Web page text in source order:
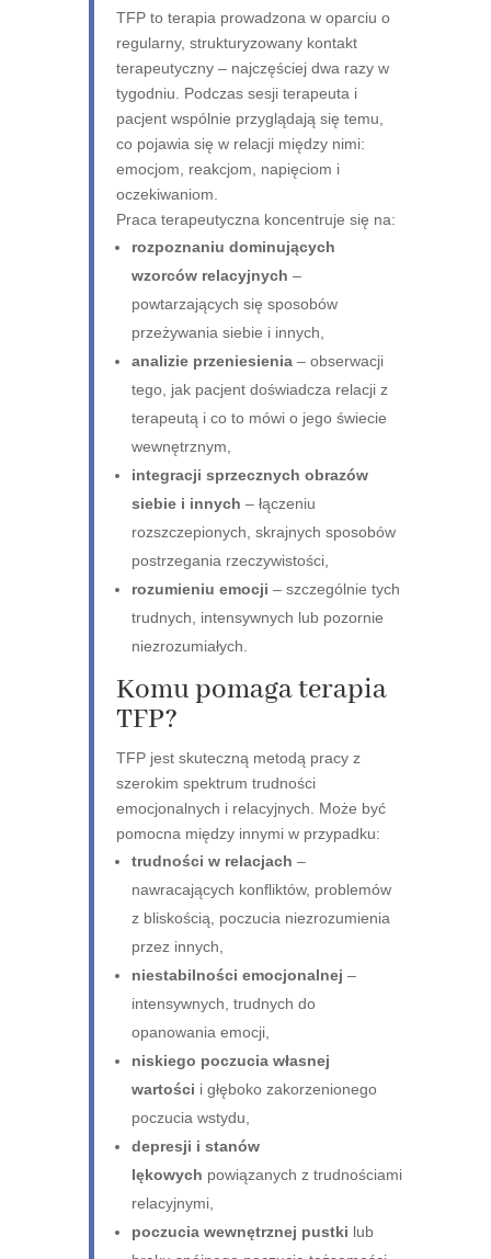
TFP to terapia prowadzona w oparciu o
regularny, strukturyzowany kontakt
terapeutyczny – najczęściej dwa razy w
tygodniu. Podczas sesji terapeuta i
pacjent wspólnie przyglądają się temu,
co pojawia się w relacji między nimi:
emocjom, reakcjom, napięciom i
oczekiwaniom.
Praca terapeutyczna koncentruje się na:
rozpoznaniu dominujących
wzorców relacyjnych –
powtarzających się sposobów
przeżywania siebie i innych,
analizie przeniesienia – obserwacji
tego, jak pacjent doświadcza relacji z
terapeutą i co to mówi o jego świecie
wewnętrznym,
integracji sprzecznych obrazów
siebie i innych – łączeniu
rozszczepionych, skrajnych sposobów
postrzegania rzeczywistości,
rozumieniu emocji – szczególnie tych
trudnych, intensywnych lub pozornie
niezrozumiałych.
Komu pomaga terapia
TFP?
TFP jest skuteczną metodą pracy z
szerokim spektrum trudności
emocjonalnych i relacyjnych. Może być
pomocna między innymi w przypadku:
trudności w relacjach –
nawracających konfliktów, problemów
z bliskością, poczucia niezrozumienia
przez innych,
niestabilności emocjonalnej –
intensywnych, trudnych do
opanowania emocji,
niskiego poczucia własnej
wartości i głęboko zakorzenionego
poczucia wstydu,
depresji i stanów
lękowych powiązanych z trudnościami
relacyjnymi,
poczucia wewnętrznej pustki lub